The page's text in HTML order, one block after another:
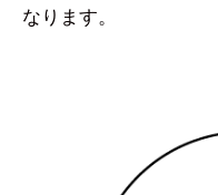
なります。